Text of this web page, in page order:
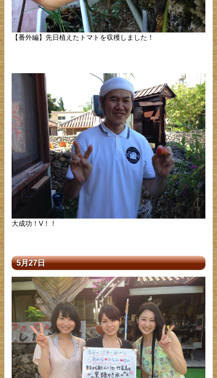
【番外編】先日植えたトマトを収穫しました！
大成功！V！！
5月27日